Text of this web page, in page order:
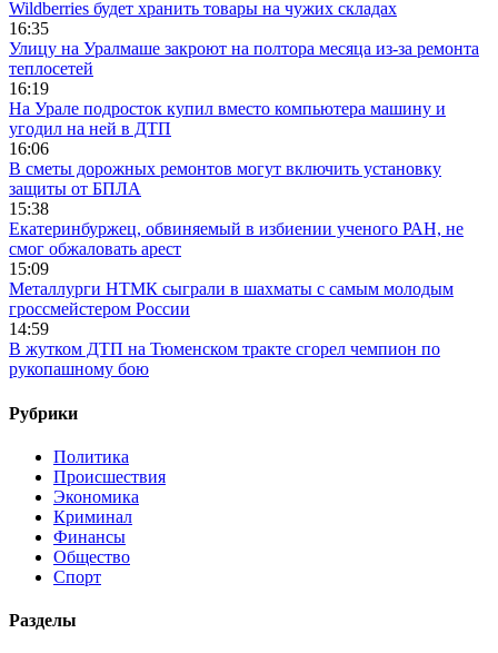
Wildberries будет хранить товары на чужих складах
16:35
Улицу на Уралмаше закроют на полтора месяца из-за ремонта
теплосетей
16:19
На Урале подросток купил вместо компьютера машину и
угодил на ней в ДТП
16:06
В сметы дорожных ремонтов могут включить установку
защиты от БПЛА
15:38
Екатеринбуржец, обвиняемый в избиении ученого РАН, не
смог обжаловать арест
15:09
Металлурги НТМК сыграли в шахматы с самым молодым
гроссмейстером России
14:59
В жутком ДТП на Тюменском тракте сгорел чемпион по
рукопашному бою
Рубрики
Политика
Происшествия
Экономика
Криминал
Финансы
Общество
Спорт
Разделы